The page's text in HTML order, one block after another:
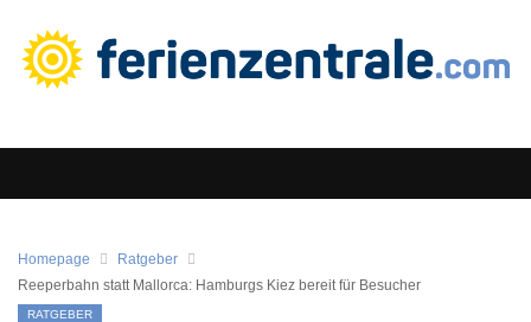
Homepage
Ratgeber
Reeperbahn statt Mallorca: Hamburgs Kiez bereit für Besucher
RATGEBER